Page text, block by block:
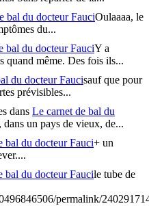
bal du docteur FauciOulaaaa, le
du...
bal du docteur FauciY a
quand même. Des fois ils...
du docteur Faucisauf que pour
prévisibles...
dans Le carnet de bal du
un pays de vieux, de...
bal du docteur Fauci+ un
bal du docteur Faucile tube de
permalink/